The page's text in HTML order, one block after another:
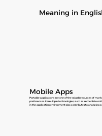
Meaning in
Mobile Apps
Portable applications are one of the valuable sources of
preferences. Its multiple technologies, such as immediate
in the application environment also contributes to analyzing